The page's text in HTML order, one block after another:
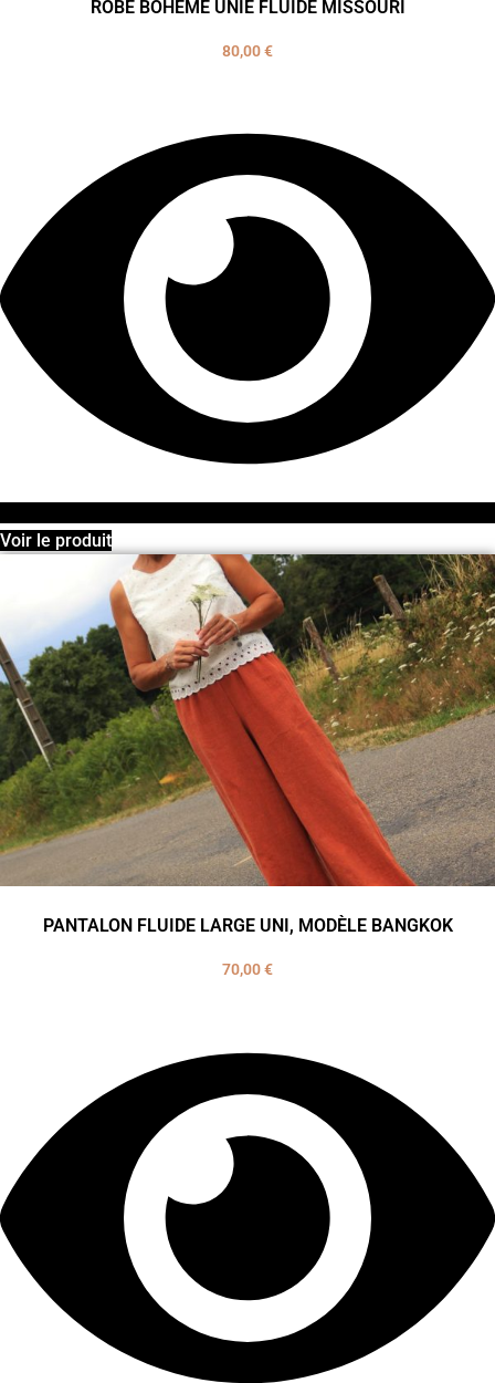
ROBE BOHÈME UNIE FLUIDE MISSOURI
80,00€
Voir le produit
PANTALON FLUIDE LARGE UNI, MODÈLE BANGKOK
70,00€